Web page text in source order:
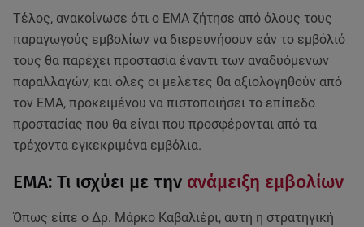
Τέλος, ανακοίνωσε ότι ο ΕΜΑ ζήτησε από όλους τους
παραγωγούς εμβολίων να διερευνήσουν εάν το εμβόλιό
τους θα παρέχει προστασία έναντι των αναδυόμενων
παραλλαγών, και όλες οι μελέτες θα αξιολογηθούν από
τον ΕΜA, προκειμένου να πιστοποιήσει το επίπεδο
προστασίας που θα είναι που προσφέρονται από τα
τρέχοντα εγκεκριμένα εμβόλια.
ΕΜΑ: Τι ισχύει με την ανάμειξη εμβολίων
Όπως είπε ο Δρ. Μάρκο Καβαλιέρι, αυτή η στρατηγική